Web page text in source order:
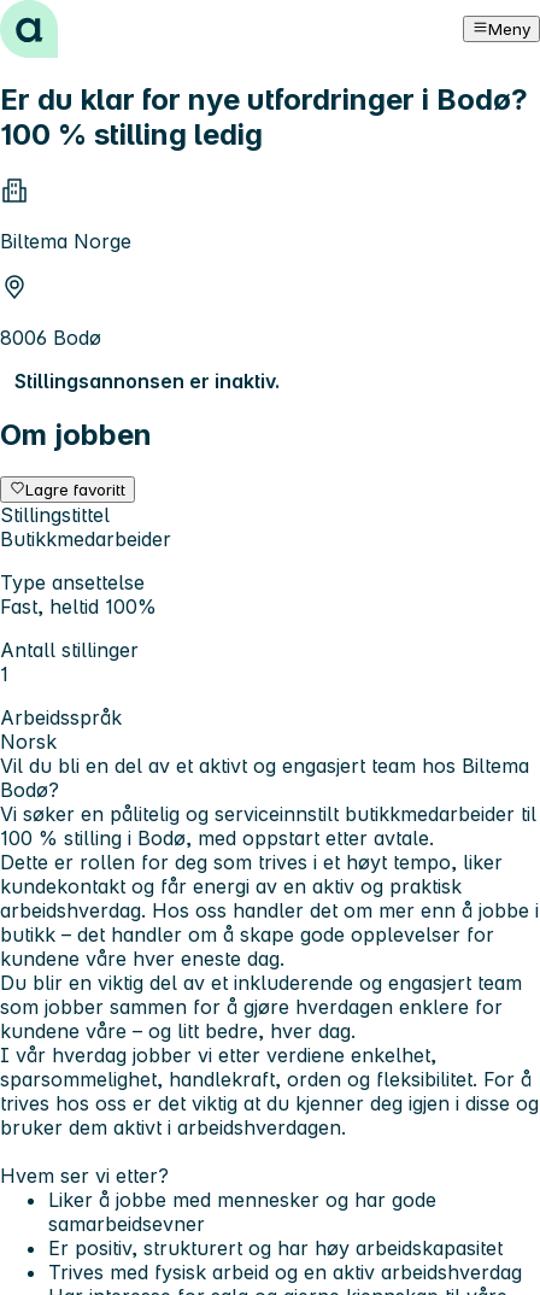
Hopp til innhold Meny
Er du klar for nye utfordringer i Bodø?
100 % stilling ledig
Biltema Norge
8006 Bodø
Stillingsannonsen er inaktiv.
Om jobben
Lagre favoritt
Stillingstittel
Butikkmedarbeider
Type ansettelse
Fast, heltid 100%
Antall stillinger
1
Arbeidsspråk
Norsk
Vil du bli en del av et aktivt og engasjert team hos Biltema
Bodø?
Vi søker en pålitelig og serviceinnstilt butikkmedarbeider til
100 % stilling i Bodø, med oppstart etter avtale.
Dette er rollen for deg som trives i et høyt tempo, liker
kundekontakt og får energi av en aktiv og praktisk
arbeidshverdag. Hos oss handler det om mer enn å jobbe i
butikk – det handler om å skape gode opplevelser for
kundene våre hver eneste dag.
Du blir en viktig del av et inkluderende og engasjert team
som jobber sammen for å gjøre hverdagen enklere for
kundene våre – og litt bedre, hver dag.
I vår hverdag jobber vi etter verdiene enkelhet,
sparsommelighet, handlekraft, orden og fleksibilitet. For å
trives hos oss er det viktig at du kjenner deg igjen i disse og
bruker dem aktivt i arbeidshverdagen.
Hvem ser vi etter?
Liker å jobbe med mennesker og har gode
samarbeidsevner
Er positiv, strukturert og har høy arbeidskapasitet
Trives med fysisk arbeid og en aktiv arbeidshverdag